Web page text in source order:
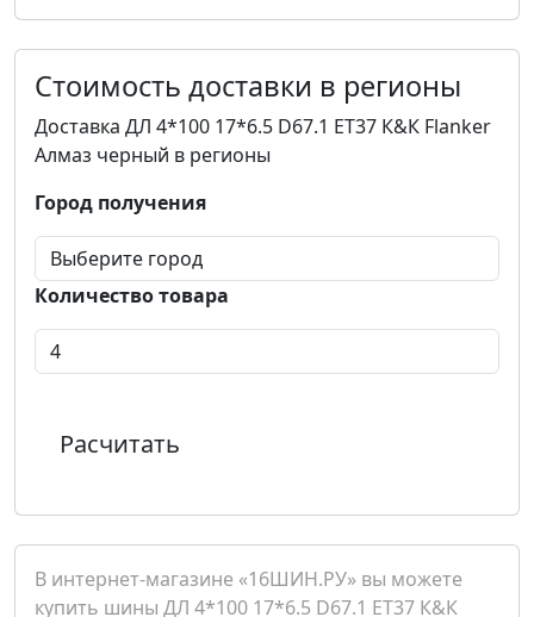
Стоимость доставки в регионы
Доставка ДЛ 4*100 17*6.5 D67.1 ET37 К&К Flanker
Алмаз черный в регионы
Город получения
Количество товара
Расчитать
В интернет-магазине «16ШИН.РУ» вы можете
купить шины ДЛ 4*100 17*6.5 D67.1 ET37 К&К